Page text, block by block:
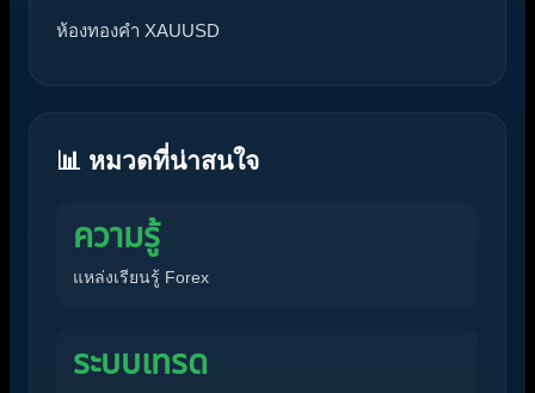
ห้องทองคำ XAUUSD
📊 หมวดที่น่าสนใจ
ความรู้
แหล่งเรียนรู้ Forex
ระบบเทรด